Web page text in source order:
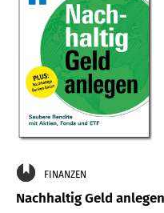
FINANZEN
Nachhaltig Geld anlegen